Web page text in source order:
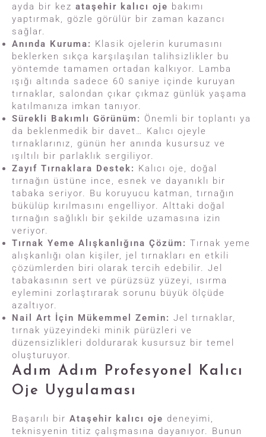
ayda bir kez ataşehir kalıcı oje bakımı
yaptırmak, gözle görülür bir zaman kazancı
sağlar.
Anında Kuruma: Klasik ojelerin kurumasını
beklerken sıkça karşılaşılan talihsizlikler bu
yöntemde tamamen ortadan kalkıyor. Lamba
ışığı altında sadece 60 saniye içinde kuruyan
tırnaklar, salondan çıkar çıkmaz günlük yaşama
katılmanıza imkan tanıyor.
Sürekli Bakımlı Görünüm: Önemli bir toplantı ya
da beklenmedik bir davet… Kalıcı ojeyle
tırnaklarınız, günün her anında kusursuz ve
ışıltılı bir parlaklık sergiliyor.
Zayıf Tırnaklara Destek: Kalıcı oje, doğal
tırnağın üstüne ince, esnek ve dayanıklı bir
tabaka seriyor. Bu koruyucu katman, tırnağın
bükülüp kırılmasını engelliyor. Alttaki doğal
tırnağın sağlıklı bir şekilde uzamasına izin
veriyor.
Tırnak Yeme Alışkanlığına Çözüm: Tırnak yeme
alışkanlığı olan kişiler, jel tırnakları en etkili
çözümlerden biri olarak tercih edebilir. Jel
tabakasının sert ve pürüzsüz yüzeyi, ısırma
eylemini zorlaştırarak sorunu büyük ölçüde
azaltıyor.
Nail Art İçin Mükemmel Zemin: Jel tırnaklar,
tırnak yüzeyindeki minik pürüzleri ve
düzensizlikleri doldurarak kusursuz bir temel
oluşturuyor.
Adım Adım Profesyonel Kalıcı
Oje Uygulaması
Başarılı bir Ataşehir kalıcı oje deneyimi,
teknisyenin titiz çalışmasına dayanıyor. Bunun